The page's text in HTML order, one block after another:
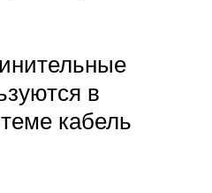
в
кабель